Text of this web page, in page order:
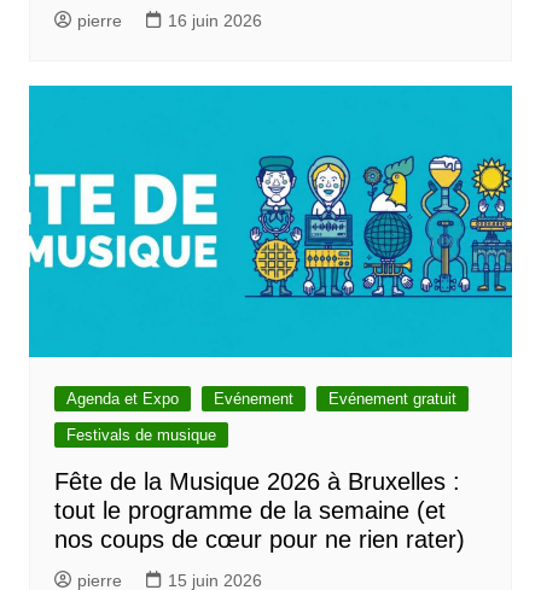
pierre 16 juin 2026
Agenda et Expo Evénement
Evénement gratuit
Festivals de musique
Fête de la Musique 2026 à Bruxelles :
tout le programme de la semaine (et
nos coups de cœur pour ne rien rater)
pierre 15 juin 2026